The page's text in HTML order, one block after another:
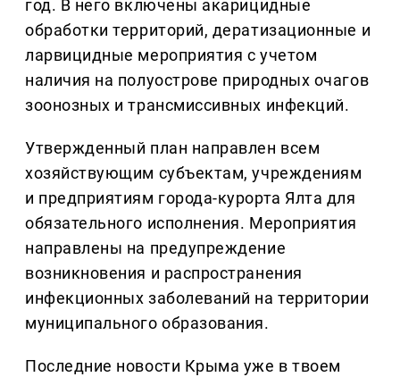
год. В него включены акарицидные
обработки территорий, дератизационные и
ларвицидные мероприятия с учетом
наличия на полуострове природных очагов
зоонозных и трансмиссивных инфекций.
Утвержденный план направлен всем
хозяйствующим субъектам, учреждениям
и предприятиям города-курорта Ялта для
обязательного исполнения. Мероприятия
направлены на предупреждение
возникновения и распространения
инфекционных заболеваний на территории
муниципального образования.
Последние новости Крыма уже в твоем